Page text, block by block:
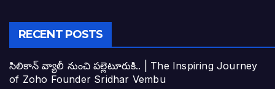
RECENT POSTS
సిలికాన్ వ్యాలీ నుంచి పల్లెటూరుకి.. | The Inspiring Journey
of Zoho Founder Sridhar Vembu